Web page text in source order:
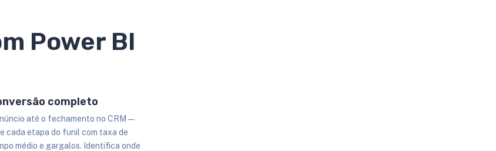
Power BI
completo
até o fechamento no CRM —
cada etapa do funil com taxa de
médio e gargalos. Identifica onde